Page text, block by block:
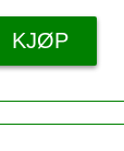
KJØP